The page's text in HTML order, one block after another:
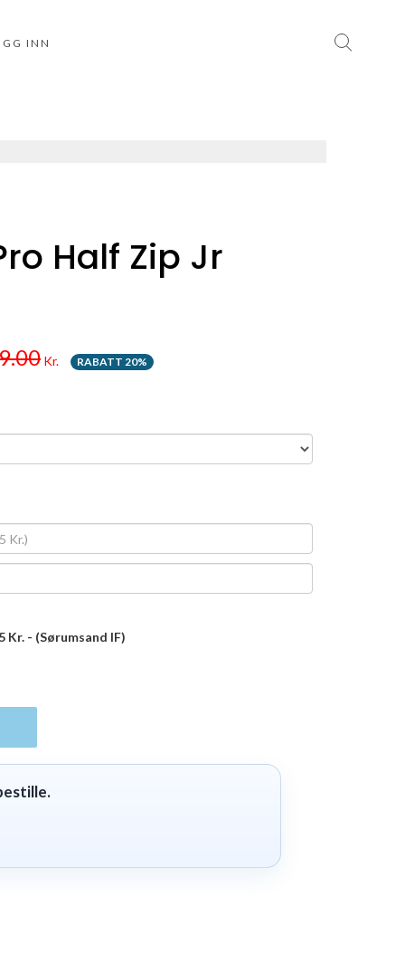
INN
Half Zip Jr
Kr. RABATT 20%
Kr. - (Sørumsand IF)